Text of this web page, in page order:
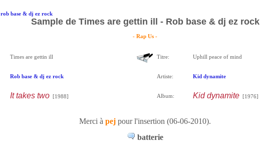
rob base & dj ez rock
Sample de Times are gettin ill - Rob base & dj ez rock
- Rap Us -
Times are gettin ill
Rob base & dj ez rock
It takes two[1988]
Titre: Uphill peace of mind
Artiste: Kid dynamite
Album: Kid dynamite[1976]
Merci à pej pour l'insertion (06-06-2010).
batterie